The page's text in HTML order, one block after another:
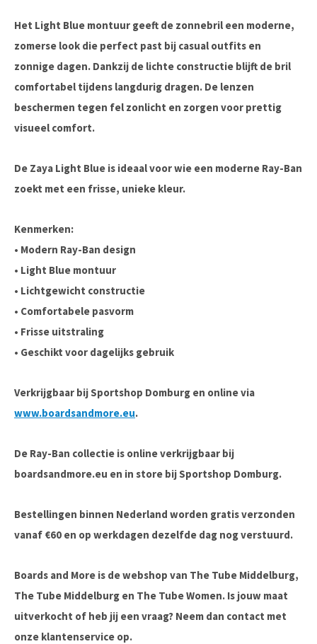
Het Light Blue montuur geeft de zonnebril een moderne,
zomerse look die perfect past bij casual outfits en
zonnige dagen. Dankzij de lichte constructie blijft de bril
comfortabel tijdens langdurig dragen. De lenzen
beschermen tegen fel zonlicht en zorgen voor prettig
visueel comfort.
De Zaya Light Blue is ideaal voor wie een moderne Ray-Ban
zoekt met een frisse, unieke kleur.
Kenmerken:
• Modern Ray-Ban design
• Light Blue montuur
• Lichtgewicht constructie
• Comfortabele pasvorm
• Frisse uitstraling
• Geschikt voor dagelijks gebruik
Verkrijgbaar bij Sportshop Domburg en online via
www.boardsandmore.eu.
De Ray-Ban collectie is online verkrijgbaar bij
boardsandmore.eu en in store bij Sportshop Domburg.
Bestellingen binnen Nederland worden gratis verzonden
vanaf €60 en op werkdagen dezelfde dag nog verstuurd.
Boards and More is de webshop van The Tube Middelburg,
The Tube Middelburg en The Tube Women. Is jouw maat
uitverkocht of heb jij een vraag? Neem dan contact met
onze klantenservice op.